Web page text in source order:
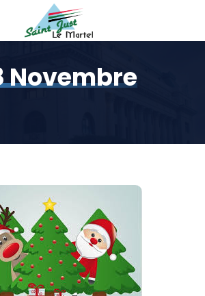
Novembre